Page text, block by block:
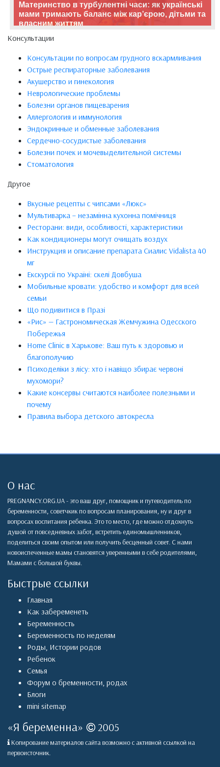
Материнство в турбулентні часи: як українські
мами тримають баланс між кар’єрою, дітьми та
власним життям
Консультации
Консультации по вопросам грудного вскармливания
Острые респираторные заболевания
Акушерство и гинекология
Неврологические проблемы
Болезни органов пищеварения
Аллергология и иммунология
Эндокринные и обменные заболевания
Сердечно-сосудистые заболевания
Болезни почек и мочевыделительной системы
Стоматология
Другое
Вкусные рецепты с чипсами «Люкс»
Мультиварка – незамінна кухонна помічниця
Ресторани: види, особливості, характеристики
Как кондиционеры могут очищать воздух
Инструкция и описание препарата Сиалис Vidalista 40
мг
Екскурсії по Україні: скелі Довбуша
Мобильные кровати: удобство и комфорт для всей
семьи
Що подивитися в Празі
«Рис» — Гастрономическая Жемчужина Одесского
Побережья
Home Clinic в Харькове: Ваш путь к здоровью и
благополучию
Психоделіки з лісу: хто і навіщо збирає червоні
мухомори?
Какие консервы считаются наиболее полезными и
почему
Правила выбора детского автокресла
О нас
PREGNANCY.ORG.UA - это ваш друг, помощник и путеводитель по
беременности, советчкик по вопросам планирования, ну и друг в
вопросах воспитания ребенка. Это то место, где можно отдохнуть
душой от повседневных забот, встретить единомышленников,
поделиться своим опытом или получить бесценный совет. С нами
новоиспеченные мамы становятся уверенными в себе родителями,
Мамами с большой буквы.
Быстрые ссылки
Главная
Как забеременеть
Беременность
Беременность по неделям
Роды, Истории родов
Ребенок
Семья
Форум о бременности, родах
Блоги
mini sitemap
«Я беременна» 2005
Копирование материалов сайта возможно с активной ссылкой на
первоисточник.